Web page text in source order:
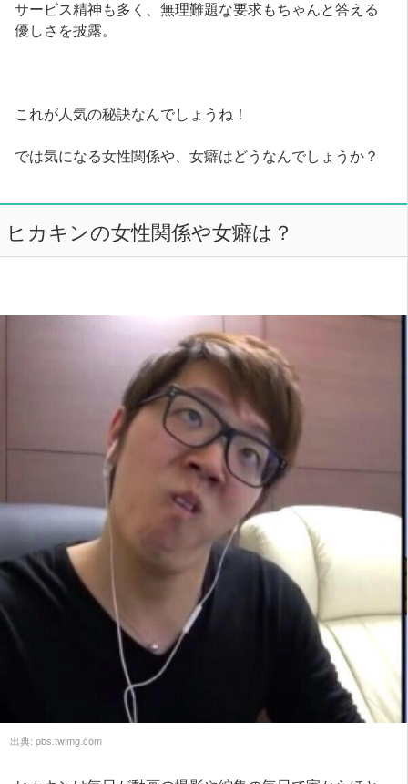
サービス精神も多く、無理難題な要求もちゃんと答える
優しさを披露。
これが人気の秘訣なんでしょうね！
では気になる女性関係や、女癖はどうなんでしょうか？
ヒカキンの女性関係や女癖は？
出典: pbs.twimg.com